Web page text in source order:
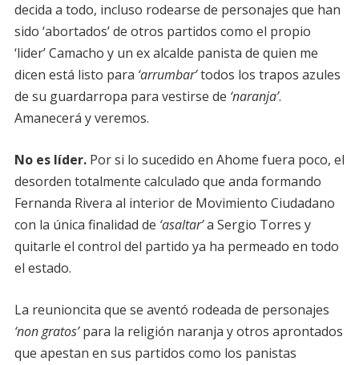
decida a todo, incluso rodearse de personajes que han
sido ‘abortados’ de otros partidos como el propio
‘lider’ Camacho y un ex alcalde panista de quien me
dicen está listo para ‘arrumbar’todos los trapos azules
de su guardarropa para vestirse de ‘naranja’.
Amanecerá y veremos.
No es líder.Por si lo sucedido en Ahome fuera poco, el
desorden totalmente calculado que anda formando
Fernanda Rivera al interior de Movimiento Ciudadano
con la única finalidad de ‘asaltar’a Sergio Torres y
quitarle el control del partido ya ha permeado en todo
el estado.
La reunioncita que se aventó rodeada de personajes
‘non gratos’para la religión naranja y otros aprontados
que apestan en sus partidos como los panistas